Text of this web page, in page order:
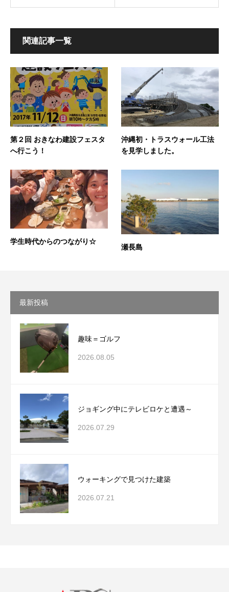
関連記事一覧
第２回 おきなわ建設フェスタ
へ行こう！
沖縄初・トラスウォール工法
を見学しました。
学生時代からのつながり☆
瀬長島
最新投稿
趣味＝ゴルフ
2026.08.05
ジョギング中にテレビロケと遭遇～
2026.07.29
ウォーキングで見つけた建築
2026.07.21